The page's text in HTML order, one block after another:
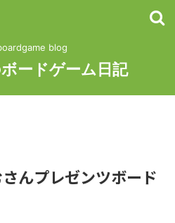
blog
ードゲーム日記
んプレゼンツボード